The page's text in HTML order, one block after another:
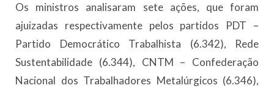
Os ministros analisaram sete ações, que foram
ajuizadas respectivamente pelos partidos PDT –
Partido Democrático Trabalhista (6.342), Rede
Sustentabilidade (6.344), CNTM – Confederação
Nacional dos Trabalhadores Metalúrgicos (6.346),